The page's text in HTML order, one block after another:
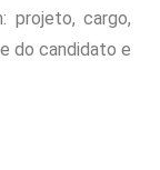
projeto, cargo,
do candidato e